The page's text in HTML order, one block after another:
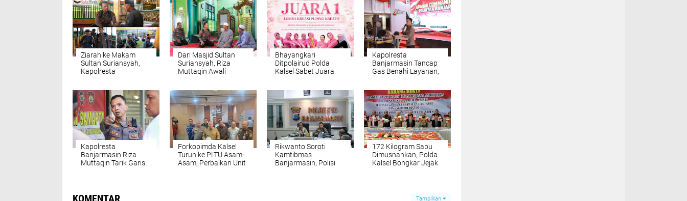
Ziarah ke Makam
Sultan Suriansyah,
Kapolresta
Raja Pertama Banjar
Dari Masjid Sultan
Suriansyah, Riza
Muttaqin Awali
Doa
Bhayangkari
Ditpolairud Polda
Kalsel Sabet Juara
Kapolresta
Banjarmasin Tancap
Gas Benahi Layanan,
Kapolresta
Banjarmasin Riza
Muttaqin Tarik Garis
hingga Wilayah
Forkopimda Kalsel
Turun ke PLTU Asam-
Asam, Perbaikan Unit
Rikwanto Soroti
Kamtibmas
Banjarmasin, Polisi
172 Kilogram Sabu
Dimusnahkan, Polda
Kalsel Bongkar Jejak
KOMENTAR Tampilkan